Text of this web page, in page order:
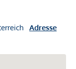
Adresse